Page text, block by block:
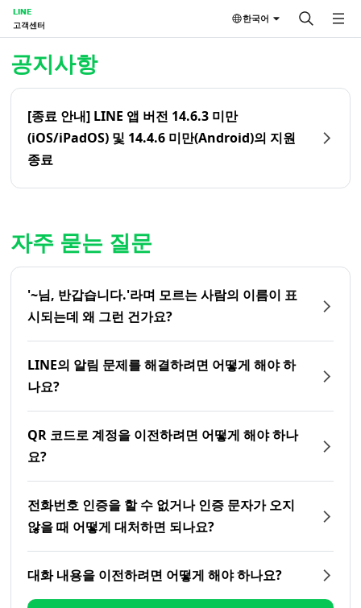
LINE
고객센터
한국어
공지사항
[종료 안내] LINE 앱 버전 14.6.3 미만
(iOS/iPadOS) 및 14.4.6 미만(Android)의 지원
종료
자주 묻는 질문
'~님, 반갑습니다.'라며 모르는 사람의 이름이 표
시되는데 왜 그런 건가요?
LINE의 알림 문제를 해결하려면 어떻게 해야 하
나요?
QR 코드로 계정을 이전하려면 어떻게 해야 하나
요?
전화번호 인증을 할 수 없거나 인증 문자가 오지
않을 때 어떻게 대처하면 되나요?
대화 내용을 이전하려면 어떻게 해야 하나요?